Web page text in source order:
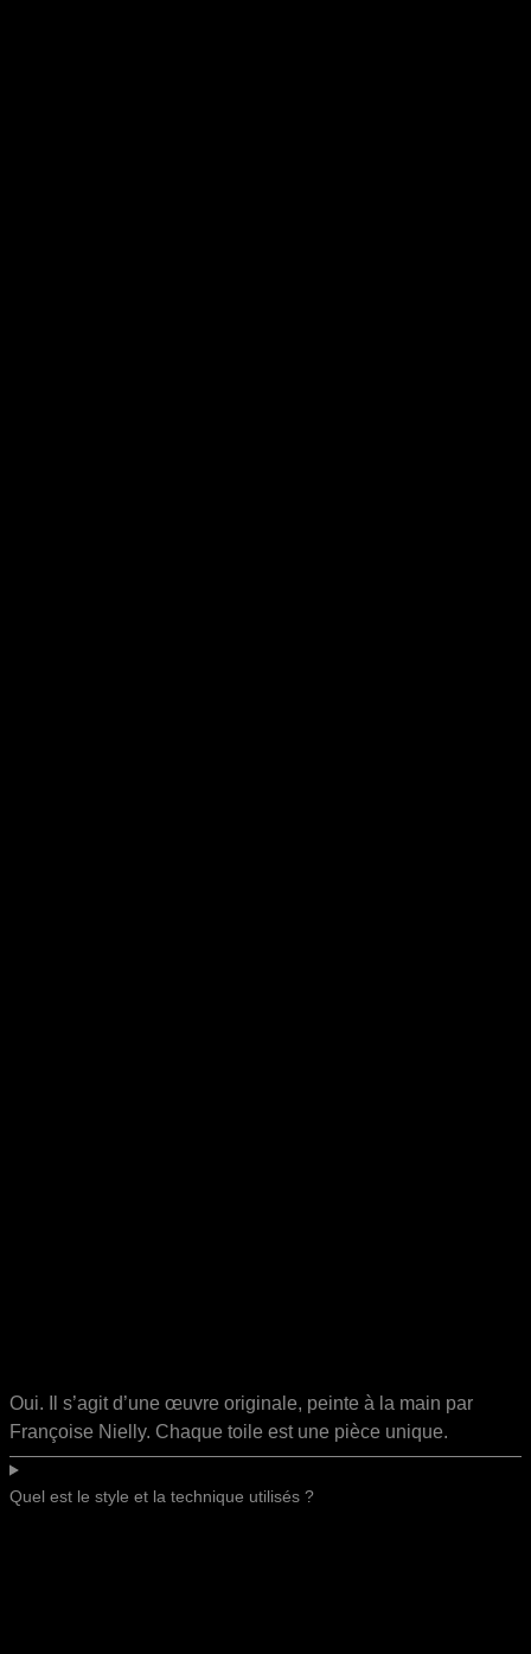
Oui. Il s’agit d’une œuvre originale, peinte à la main par
Françoise Nielly. Chaque toile est une pièce unique.
Quel est le style et la technique utilisés ?